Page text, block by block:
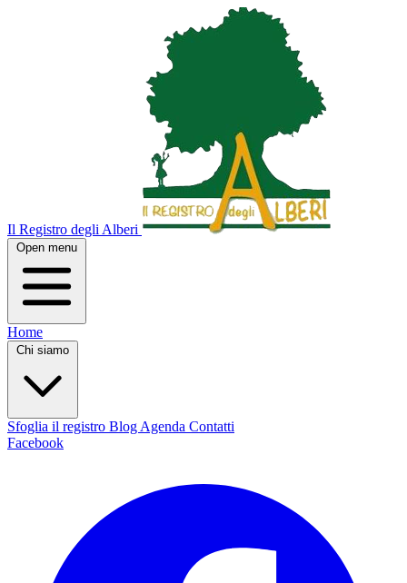
Il Registro degli Alberi
Open menu
Home
Chi siamo
Sfoglia il registro Blog Agenda Contatti
Facebook